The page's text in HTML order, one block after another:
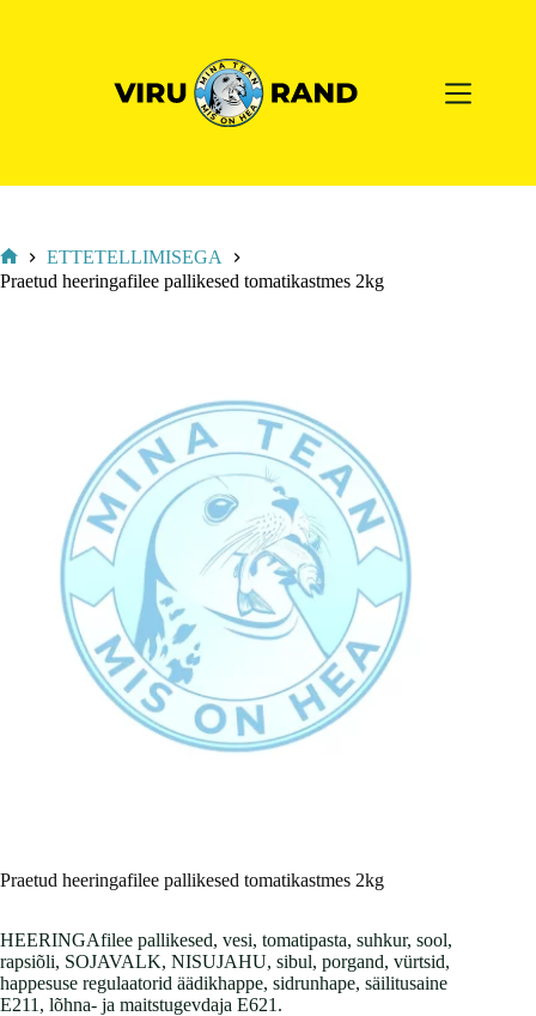
ETTETELLIMISEGA
Praetud heeringafilee pallikesed tomatikastmes 2kg
Praetud heeringafilee pallikesed tomatikastmes 2kg
HEERINGAfilee pallikesed, vesi, tomatipasta, suhkur, sool,
rapsiõli, SOJAVALK, NISUJAHU, sibul, porgand, vürtsid,
happesuse regulaatorid äädikhappe, sidrunhape, säilitusaine
E211, lõhna- ja maitstugevdaja E621.